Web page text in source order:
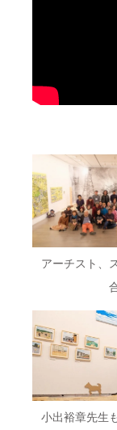
アーチスト、
小出裕章先生